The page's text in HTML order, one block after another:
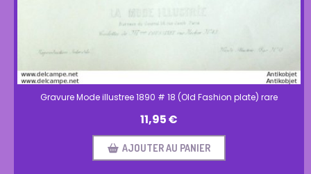
Gravure Mode illustree 1890 # 18 (Old Fashion plate) rare
11,95€
AJOUTER AU PANIER